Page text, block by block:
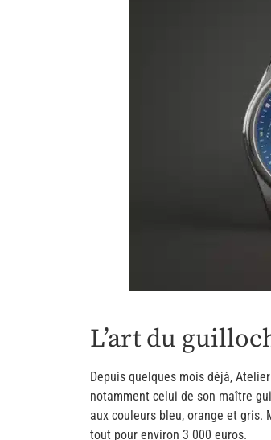
L’art du
Depuis quelques mois déjà,
notamment celui de son maître
aux couleurs bleu, orange et
tout pour environ 3 000 euros.